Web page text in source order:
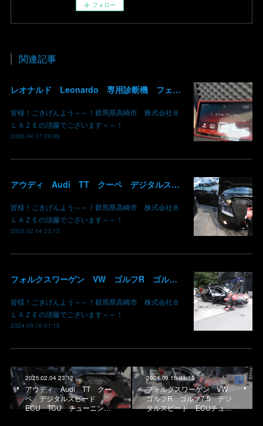
フォロー
関連記事
レオナルド Leonardo 専用診断機 フェラーリ ランボルギーニ マクラーレン ロールスロイス アストンマーチン ベントレー マセラッティ 関東 北関東 群馬 高崎
皆様！ごきげんよう～～！群馬県高崎市 株式会社Ｂ
ＬＡＺＥの須藤でございます～～！
2026.04.17 09:06
アウディ Audi TT クーペ デジタルスピード ECU TCU チューニング 群馬 高崎
皆様！ごきげんよう～～！群馬県高崎市 株式会社Ｂ
ＬＡＺＥの須藤でございます～～！
2025.02.04 23:12
フォルクスワーゲン VW ゴルフR ゴルフ7.5 デジタルスピード ECUチューニング DSG バブリング アンチラグ TVキャンセルコーディング 群馬 高崎
皆様！ごきげんよう～～！群馬県高崎市 株式会社Ｂ
ＬＡＺＥの須藤でございます～～！
2024.09.16 01:15
2025.02.04 23:12
アウディ Audi TT クー
ペ デジタルスピード
ECU TCU チューニン…
2024.09.16 01:15
フォルクスワーゲン VW
ゴルフR ゴルフ7.5 デジ
タルスピード ECUチュ…